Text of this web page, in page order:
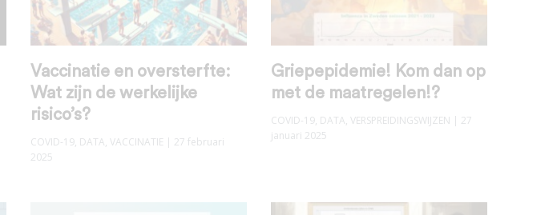
Vaccinatie en oversterfte:
Wat zijn de werkelijke
risico’s?
COVID-19, DATA, VACCINATIE | 27 februari
2025
Griepepidemie! Kom dan op
met de maatregelen!?
COVID-19, DATA, VERSPREIDINGSWIJZEN | 27
januari 2025